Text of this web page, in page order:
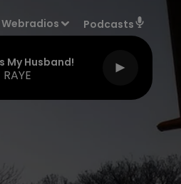
Webradios Podcasts
My Husband!
RAYE